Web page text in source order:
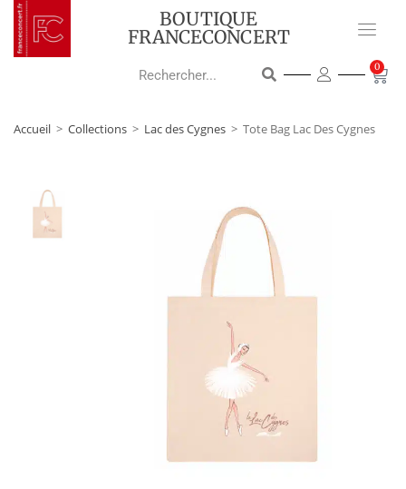
BOUTIQUE
FRANCECONCERT
0
Accueil > Collections > Lac des Cygnes > Tote Bag Lac Des Cygnes